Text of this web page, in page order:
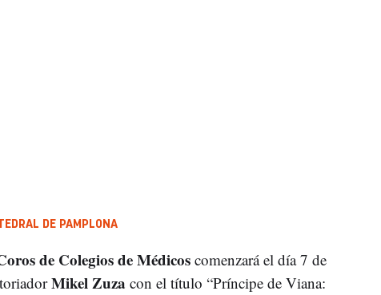
DE PAMPLONA
de Colegios de Médicoscomenzará el día 7 de
Mikel Zuza con el título “Príncipe de Viana: